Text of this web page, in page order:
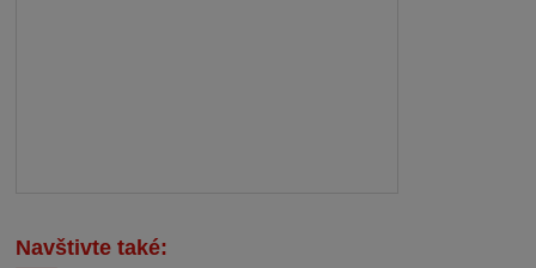
Navštivte také: